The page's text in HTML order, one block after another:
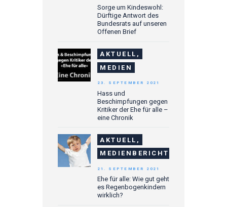
Sorge um Kindeswohl:
Dürftige Antwort des
Bundesrats auf unseren
Offenen Brief
AKTUELL,
MEDIEN
Hass und
Beschimpfungen gegen
Kritiker der Ehe für alle –
eine Chronik
23. SEPTEMBER 2021
AKTUELL,
MEDIENBERICHTE
Ehe für alle: Wie gut geht
es Regenbogenkindern
wirklich?
21. SEPTEMBER 2021